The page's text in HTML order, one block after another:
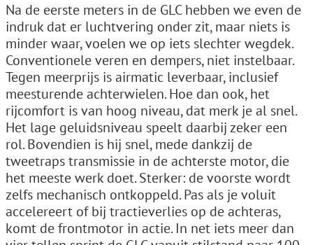
Na de eerste meters in de GLC hebben we even de
indruk dat er luchtvering onder zit, maar niets is
minder waar, voelen we op iets slechter wegdek.
Conventionele veren en dempers, niet instelbaar.
Tegen meerprijs is airmatic leverbaar, inclusief
meesturende achterwielen. Hoe dan ook, het
rijcomfort is van hoog niveau, dat merk je al snel.
Het lage geluidsniveau speelt daarbij zeker een
rol. Bovendien is hij snel, mede dankzij de
tweetraps transmissie in de achterste motor, die
het meeste werk doet. Sterker: de voorste wordt
zelfs mechanisch ontkoppeld. Pas als je voluit
accelereert of bij tractieverlies op de achteras,
komt de frontmotor in actie. In net iets meer dan